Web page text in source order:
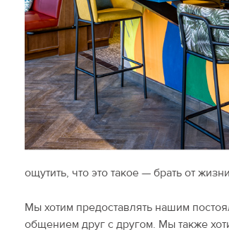
ощутить, что это такое — брать от
Мы хотим предоставлять нашим
общением друг с другом. Мы также